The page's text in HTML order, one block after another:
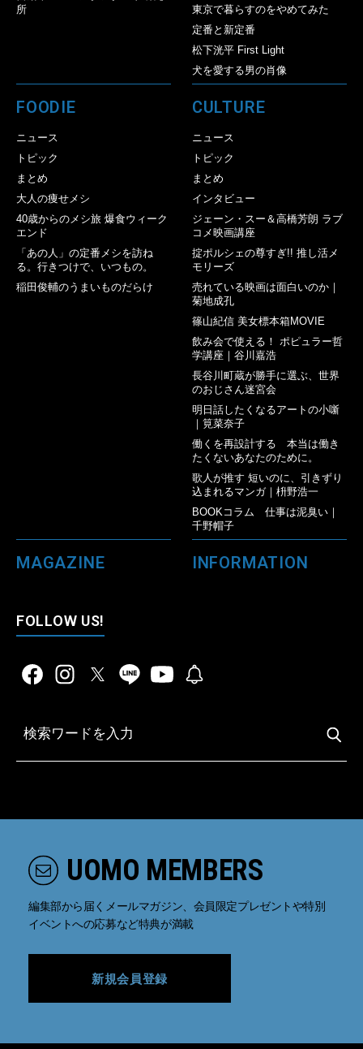
所
東京で暮らすのをやめてみた
定番と新定番
松下洸平 First Light
犬を愛する男の肖像
FOODIE
ニュース
トピック
まとめ
大人の痩せメシ
40歳からのメシ旅 爆食ウィーク
エンド
「あの人」の定番メシを訪ね
る。行きつけで、いつもの。
稲田俊輔のうまいものだらけ
CULTURE
ニュース
トピック
まとめ
インタビュー
ジェーン・スー＆高橋芳朗 ラブ
コメ映画講座
掟ポルシェの尊すぎ!! 推し活メ
モリーズ
売れている映画は面白いのか｜
菊地成孔
篠山紀信 美女標本箱MOVIE
飲み会で使える！ ポピュラー哲
学講座｜谷川嘉浩
長谷川町蔵が勝手に選ぶ、世界
のおじさん迷宮会
明日話したくなるアートの小噺
｜筧菜奈子
働くを再設計する 本当は働き
たくないあなたのために。
歌人が推す 短いのに、引きずり
込まれるマンガ｜枡野浩一
BOOKコラム 仕事は泥臭い｜
千野帽子
MAGAZINE INFORMATION
FOLLOW US!
UOMO MEMBERS
編集部から届くメールマガジン、会員限定プレゼントや特別
イベントへの応募など特典が満載
新規会員登録